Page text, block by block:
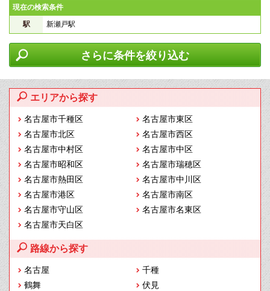
現在の検索条件
駅
新瀬戸駅
さらに条件を絞り込む
エリアから探す
名古屋市千種区
名古屋市東区
名古屋市北区
名古屋市西区
名古屋市中村区
名古屋市中区
名古屋市昭和区
名古屋市瑞穂区
名古屋市熱田区
名古屋市中川区
名古屋市港区
名古屋市南区
名古屋市守山区
名古屋市名東区
名古屋市天白区
路線から探す
名古屋
千種
鶴舞
伏見